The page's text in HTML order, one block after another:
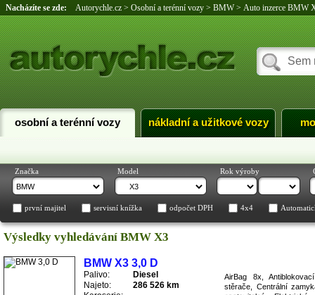
Nacházíte se zde: Autorychle.cz > Osobní a terénní vozy > BMW> Auto inzerce BMW
osobní a terénní vozy nákladní a užitkové vozy
Značka Model Rok výroby
první majitel servisní knížka odpočet DPH 4x4
Výsledky vyhledávání BMW X3
BMW X3 3,0 D
Palivo:
Diesel
Najeto:
286 526 km
AirBag 8x,
stěrače, Centrální